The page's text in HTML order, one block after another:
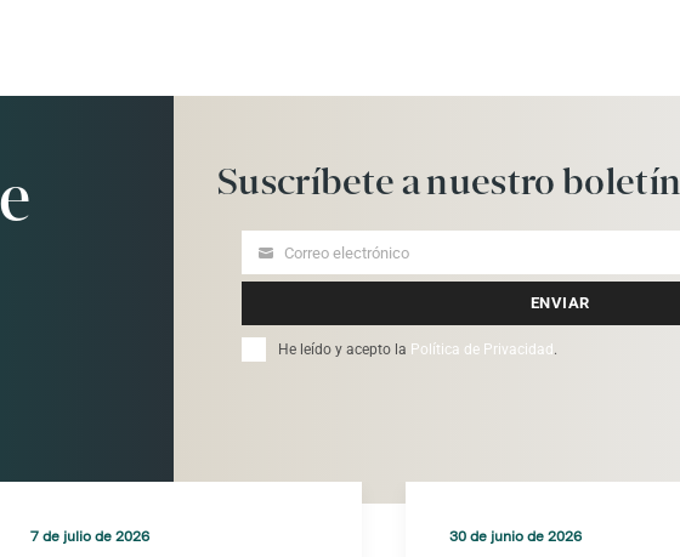
Suscríbeteanuestroboletín
Your
Correo electrónico
ENVIAR
He leído y acepto la Política de Privacidad.
7 de julio de 2026 30 de junio de 2026